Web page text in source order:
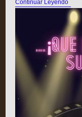
Continuar Leyendo